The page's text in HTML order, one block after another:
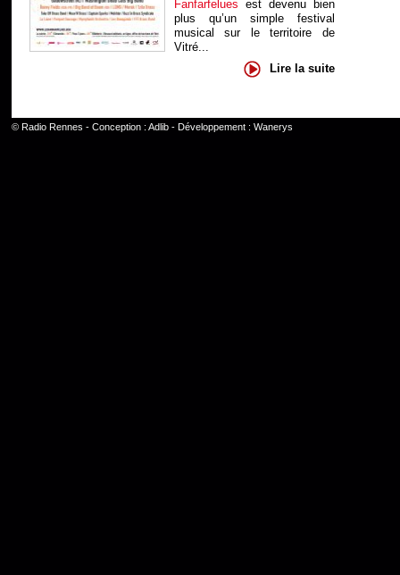
Fanfarfelues est devenu bien
plus qu’un simple festival
musical sur le territoire de
Vitré...
Lire la suite
© Radio Rennes - Conception : Adlib- Développement : Wanerys